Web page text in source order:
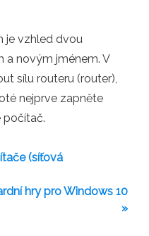
je vzhled dvou
a novým jménem. V
sílu routeru (router),
nejprve zapněte
počítač.
(síťová
hry pro Windows 10
»